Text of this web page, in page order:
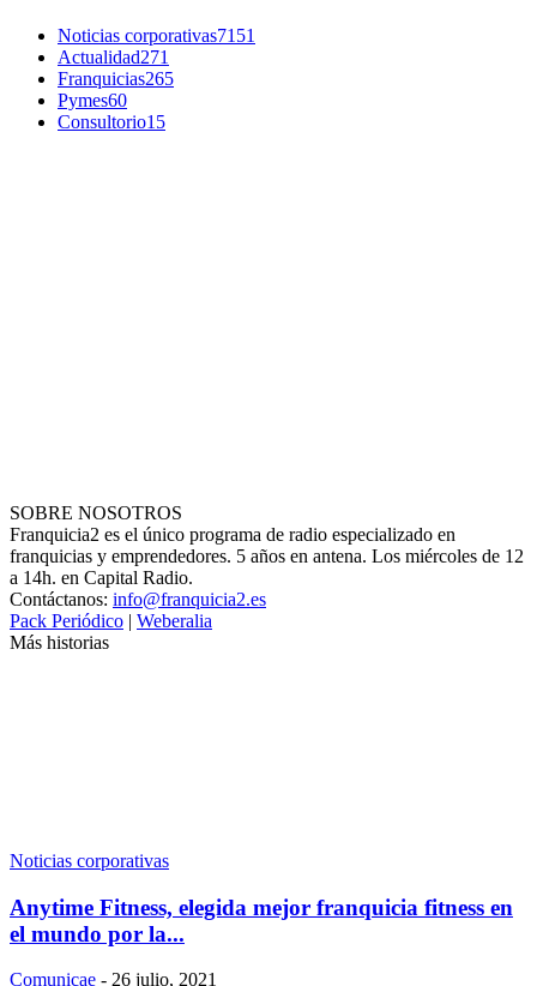
Noticias corporativas7151
Actualidad271
Franquicias265
Pymes60
Consultorio15
SOBRE NOSOTROS
Franquicia2 es el único programa de radio especializado en
franquicias y emprendedores. 5 años en antena. Los miércoles de 12
a 14h. en Capital Radio.
Contáctanos: info@franquicia2.es
Pack Periódico | Weberalia
Más historias
Noticias corporativas
Anytime Fitness, elegida mejor franquicia fitness en
el mundo por la...
Comunicae - 26 julio, 2021